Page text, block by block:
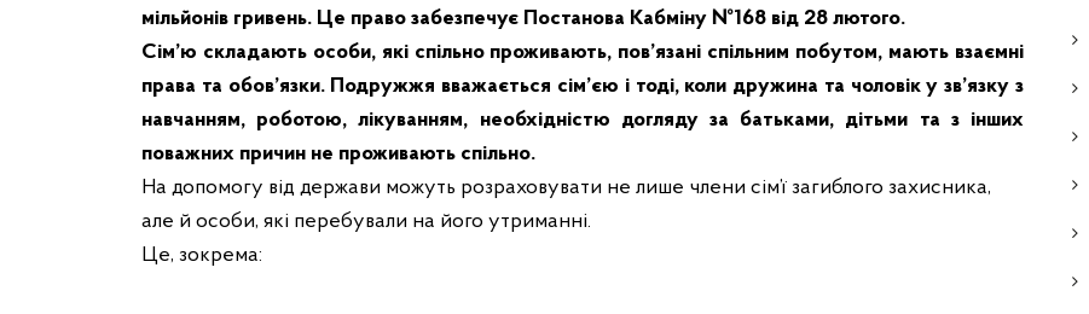
мільйонів гривень. Це право забезпечує Постанова Кабміну №168 від 28 лютого.
Сім’ю складають особи, які спільно проживають, пов’язані спільним побутом, мають взаємні
права та обов’язки. Подружжя вважається сім’єю і тоді, коли дружина та чоловік у зв’язку з
навчанням, роботою, лікуванням, необхідністю догляду за батьками, дітьми та з інших
поважних причин не проживають спільно.
На допомогу від держави можуть розраховувати не лише члени сім’ї загиблого захисника,
але й особи, які перебували на його утриманні.
Це, зокрема: